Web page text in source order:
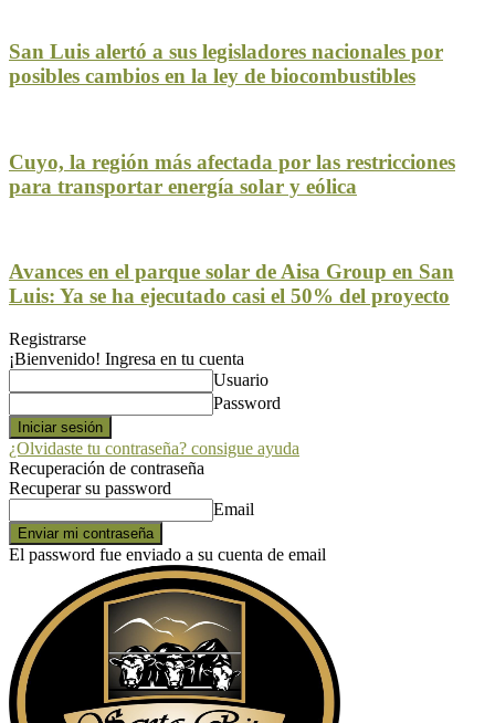
San Luis alertó a sus legisladores nacionales por
posibles cambios en la ley de biocombustibles
Cuyo, la región más afectada por las restricciones
para transportar energía solar y eólica
Avances en el parque solar de Aisa Group en San
Luis: Ya se ha ejecutado casi el 50% del proyecto
Registrarse
¡Bienvenido! Ingresa en tu cuenta
Usuario
Password
¿Olvidaste tu contraseña? consigue ayuda
Recuperación de contraseña
Recuperar su password
Email
El password fue enviado a su cuenta de email